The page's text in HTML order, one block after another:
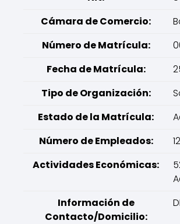
Cámara de Comercio:
Número de Matrícula:
Fecha de Matrícula:
Tipo de Organización:
Estado de la Matrícula:
Número de Empleados:
12
Actividades Económicas:
Información de
Contacto/Domicilio: